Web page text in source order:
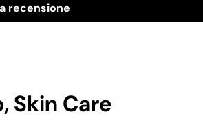
recensione
Skin Care